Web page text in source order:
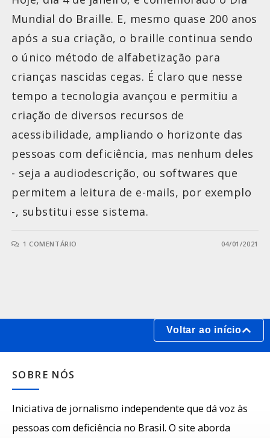
Mundial do Braille. E, mesmo quase 200 anos
após a sua criação, o braille continua sendo
o único método de alfabetização para
crianças nascidas cegas. É claro que nesse
tempo a tecnologia avançou e permitiu a
criação de diversos recursos de
acessibilidade, ampliando o horizonte das
pessoas com deficiência, mas nenhum deles
- seja a audiodescrição, ou softwares que
permitem a leitura de e-mails, por exemplo
-, substitui esse sistema.
1 COMENTÁRIO 04/01/2021
Voltar ao início
SOBRE NÓS
Iniciativa de jornalismo independente que dá voz às
pessoas com deficiência no Brasil. O site aborda